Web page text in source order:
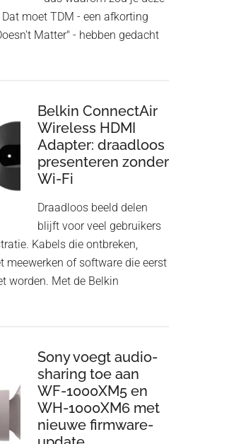
moet TDM - een afkorting
Matter" - hebben gedacht
Belkin ConnectAir
Wireless HDMI
Adapter: draadloos
presenteren zonder
Wi-Fi
Draadloos beeld delen
blijft voor veel gebruikers
Kabels die ontbreken,
meewerken of software die eerst
worden. Met de Belkin
Sony voegt audio-
sharing toe aan
WF-1000XM5 en
WH-1000XM6 met
nieuwe firmware-